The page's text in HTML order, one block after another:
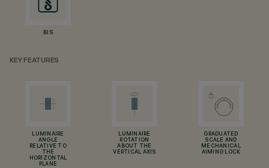
BIS
KEY FEATURES
LUMINAIRE
ANGLE
RELATIVE TO
THE
HORIZONTAL
PLANE
LUMINAIRE
ROTATION
ABOUT THE
VERTICAL AXIS
GRADUATED
SCALE AND
MECHANICAL
AIMING LOCK